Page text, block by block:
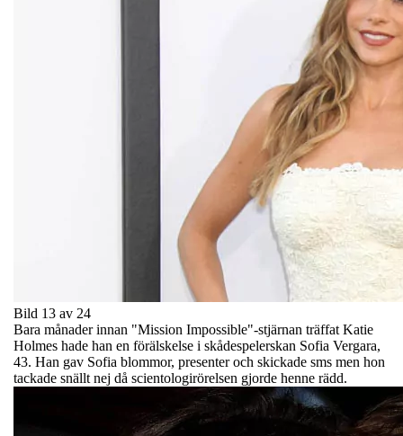
Bild 13 av 24
Bara månader innan "Mission Impossible"-stjärnan träffat Katie
Holmes hade han en förälskelse i skådespelerskan Sofia Vergara,
43. Han gav Sofia blommor, presenter och skickade sms men hon
tackade snällt nej då scientologirörelsen gjorde henne rädd.